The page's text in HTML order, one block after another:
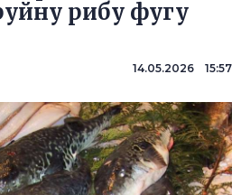
рибу фугу
14.05.2026 15:57